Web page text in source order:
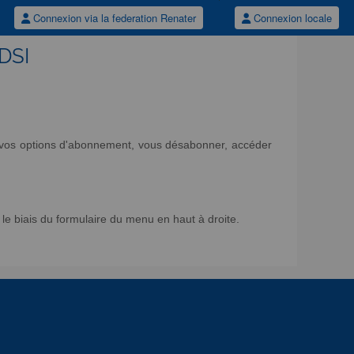
Connexion via la federation Renater Connexion locale
options d'abonnement, vous désabonner, accéder
biais du formulaire du menu en haut à droite.